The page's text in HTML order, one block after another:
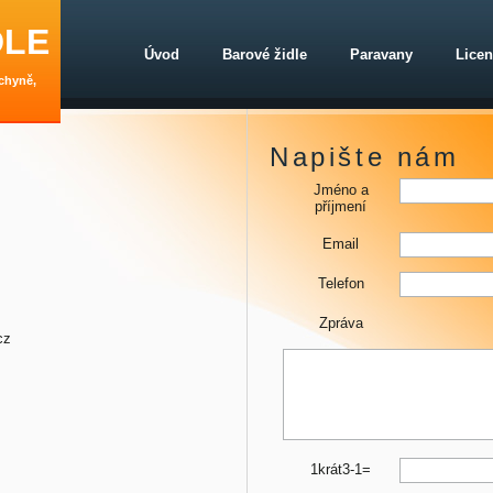
Úvod Barové židle Paravany
Napište nám
Jméno a
příjmení
Email
Telefon
Zpráva
1krát3-1=